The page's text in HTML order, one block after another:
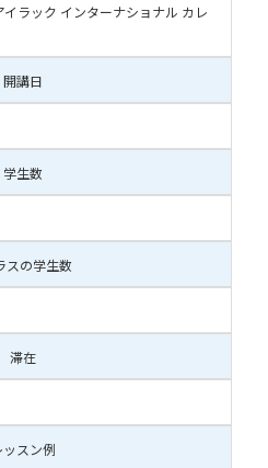
ラック インターナショナル カレ
開講日
学生数
スの学生数
滞在
ッスン例